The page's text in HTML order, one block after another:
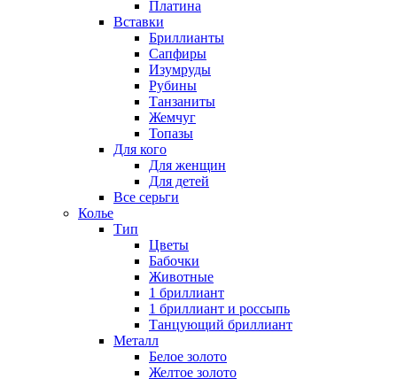
Платина
Вставки
Бриллианты
Сапфиры
Изумруды
Рубины
Танзаниты
Жемчуг
Топазы
Для кого
Для женщин
Для детей
Все серьги
Колье
Тип
Цветы
Бабочки
Животные
1 бриллиант
1 бриллиант и россыпь
Танцующий бриллиант
Металл
Белое золото
Желтое золото